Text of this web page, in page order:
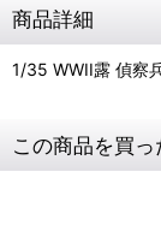
商品詳細
1/35 WWII露 偵察
この商品を買